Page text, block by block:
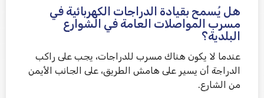
هل يُسمح بقيادة الدراجات الكهربائية في
مسرب المواصلات العامة في الشوارع
البلدية؟
عندما لا يكون هناك مسرب للدراجات، يجب على راكب
الدراجة أن يسير على هامش الطريق، على الجانب الأيمن
من الشارع.